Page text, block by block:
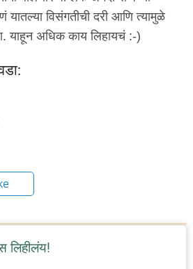
विसंगतीची दरी आणि त्यामुळे
याहून अधिक काय लिहायचं :-)
लिहीलंय!